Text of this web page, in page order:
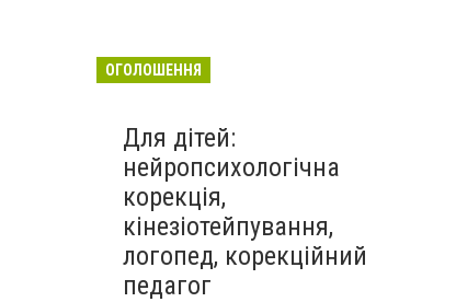
ОГОЛОШЕННЯ
Для дітей:
нейропсихологічна
корекція,
кінезіотейпування,
логопед, корекційний
педагог